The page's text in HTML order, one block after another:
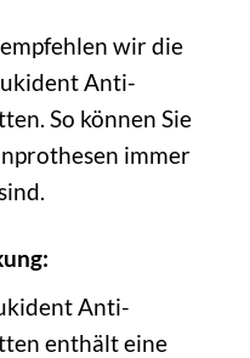
wir die
Anti-
So können Sie
immer
Anti-
enthält eine